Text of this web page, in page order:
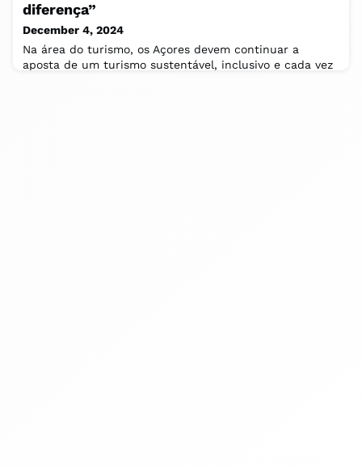
diferença”
December 4, 2024
Na área do turismo, os Açores devem continuar a
aposta de um turismo sustentável, inclusivo e cada vez